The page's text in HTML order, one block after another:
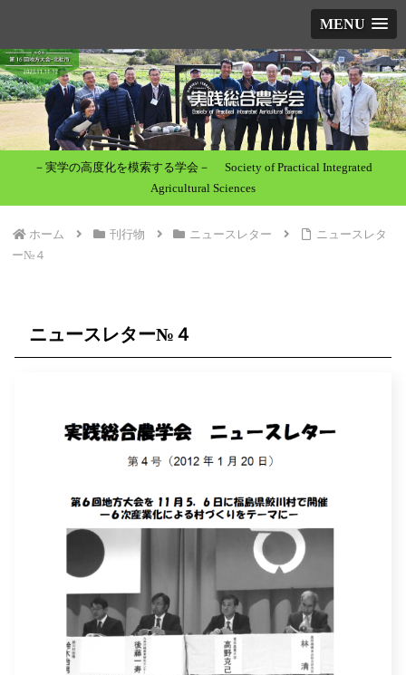
MENU
－実学の高度化を模索する学会－ Society of Practical Integrated
Agricultural Sciences
ホーム 刊行物 ニュースレター
ニュースレタ
ー№４
ニュースレター№４